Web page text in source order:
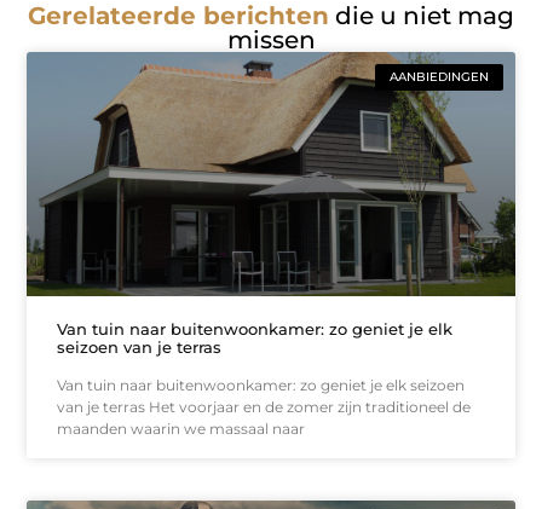
Gerelateerde berichten die u niet mag
missen
AANBIEDINGEN
Van tuin naar buitenwoonkamer: zo geniet je elk
seizoen van je terras
Van tuin naar buitenwoonkamer: zo geniet je elk seizoen
van je terras Het voorjaar en de zomer zijn traditioneel de
maanden waarin we massaal naar